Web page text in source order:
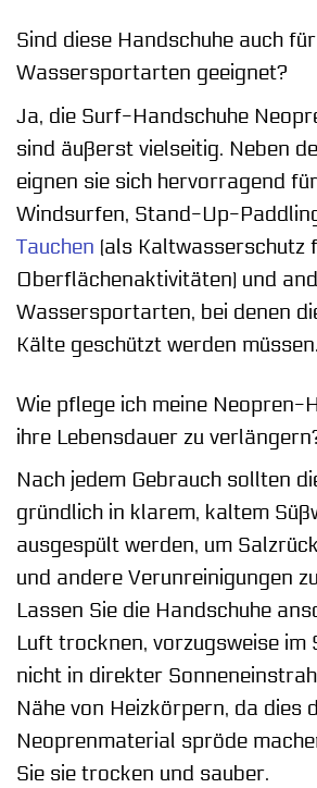
Sind diese Handschuhe auch
Wassersportarten geeignet?
Ja, die Surf-Handschuhe
sind äußerst vielseitig. Neben
eignen sie sich hervorragend
Windsurfen, Stand-Up-
Tauchen (als Kaltwasserschutz
Oberflächenaktivitäten) und
Wassersportarten, bei denen
Kälte geschützt werden müssen.
Wie pflege ich meine Neopren-
ihre Lebensdauer zu
Nach jedem Gebrauch sollten
gründlich in klarem, kaltem
ausgespült werden, um
und andere Verunreinigungen
Lassen Sie die Handschuhe
Luft trocknen, vorzugsweise im
nicht in direkter
Nähe von Heizkörpern, da dies
Neoprenmaterial spröde
Sie sie trocken und sauber.